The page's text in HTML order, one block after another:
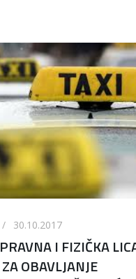
30.10.2017
I FIZIČKA
OBAVLJANJE